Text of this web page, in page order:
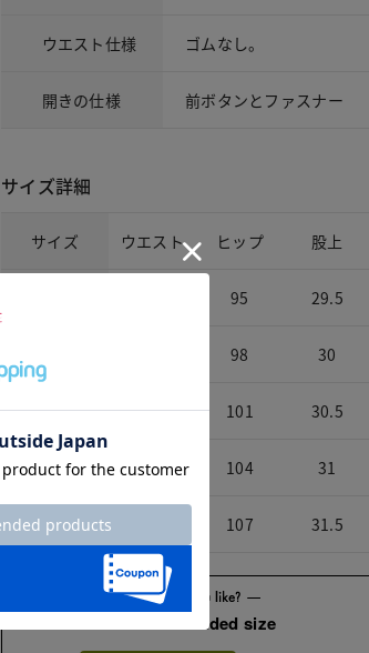
ウエスト仕様 ゴムなし。
開きの仕様 前ボタンとファスナー
サイズ詳細
サイズ ウエスト ヒップ 股上
95 29.5
98 30
11号 77 101 30.5
13号 80 104 31
15号 107 31.5
Check the recommended size